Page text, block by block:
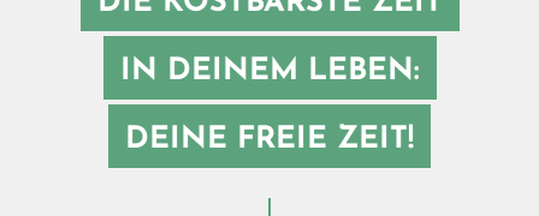
IN DEINEM LEBEN:
DEINE FREIE ZEIT!